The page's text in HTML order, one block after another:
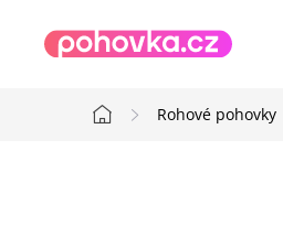
Domů
Rohové pohovky